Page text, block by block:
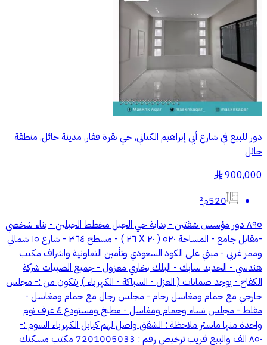
دور للبيع في شارع أبي إبراهيم الكتاني, حي نقرة قفار, مدينة حائل, منطقة
حائل
900,000
§
520م²
٨٩٥ دور مؤسس شقتين - بداية حي الجبل مخطط الجبلين - بناء شخصي
-مقابل جامع - المساحة ٥٢٠ ( ٢٠ X ٢٦ ) - مسطح ٣٦٤ - شارع ١٥ شمالي
وممر غربي - مبني على الكود السعودي وتأمين التعاونية واشراف مكتب
هندسي - الحديد سابك - البلك بخاري معزول - جميع الصبيات شركة
الكفاح - يوجد صمانات ( العزل - السباكة - الكهرباء ) يتكون من :- مجلس
خارجي مع حمام ومغاسل رخام - مجلس رجال مع حمام ومغاسل -
مقلط - مجلس نساء وحمام ومغاسل - مطبخ ومستودع ٤ غرف نوم
واحدة منها ماستر ملاحظة : الشقق واصل لهم كيابل الكهرباء السوم :-
٨٥٠ الف والبيع قريب ترخيص رقم : 7201005033 مكتب مسكنك